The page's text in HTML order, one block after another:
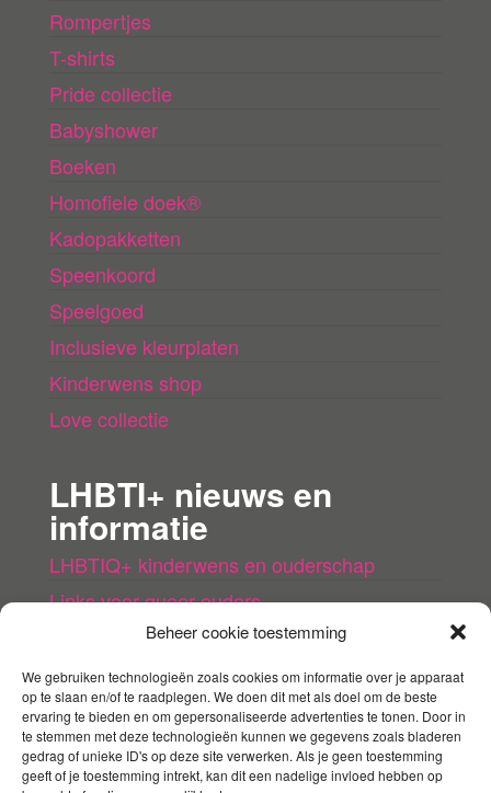
Beheer cookie toestemming
We gebruiken technologieën zoals cookies om informatie over je apparaat
op te slaan en/of te raadplegen. We doen dit met als doel om de beste
ervaring te bieden en om gepersonaliseerde advertenties te tonen. Door in
te stemmen met deze technologieën kunnen we gegevens zoals bladeren
gedrag of unieke ID's op deze site verwerken. Als je geen toestemming
geeft of je toestemming intrekt, kan dit een nadelige invloed hebben op
Rompertjes
T-shirts
Pride collectie
Babyshower
Boeken
Homofiele doek®
Kadopakketten
Speenkoord
Speelgoed
Inclusieve kleurplaten
Kinderwens shop
Love collectie
LHBTI+ nieuws en
informatie
LHBTIQ+ kinderwens en ouderschap
Links voor queer ouders
LHBTI+ (kinder)boeken
Queer agenda
Mijn account
Contact